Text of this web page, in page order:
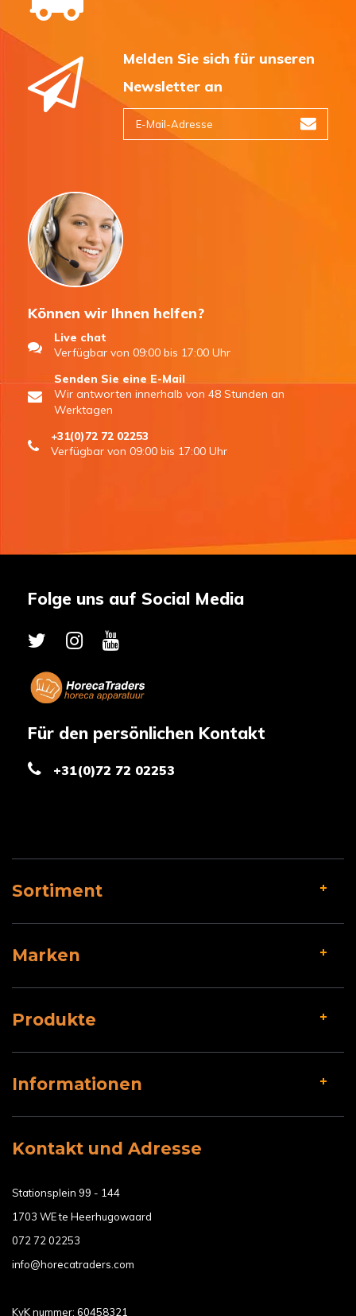
Melden Sie sich für unseren
Newsletter an
Können wir Ihnen helfen?
Live chat
Verfügbar von 09:00 bis 17:00 Uhr
Senden Sie eine E-Mail
Wir antworten innerhalb von 48 Stunden an
Werktagen
+31(0)72 72 02253
Verfügbar von 09:00 bis 17:00 Uhr
Folge uns auf Social Media
Für den persönlichen Kontakt
+31(0)72 72 02253
Sortiment
Marken
Produkte
Informationen
Kontakt und Adresse
Stationsplein 99 - 144
1703 WE te Heerhugowaard
072 72 02253
info@horecatraders.com
KvK nummer: 60458321